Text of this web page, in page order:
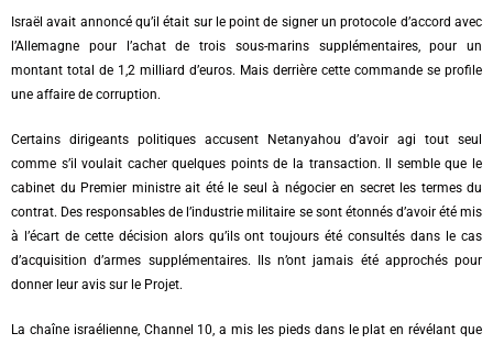
Israël avait annoncé qu’il était sur le point de signer un protocole d’accord avec
l’Allemagne pour l’achat de trois sous-marins supplémentaires, pour un
montant total de 1,2 milliard d’euros. Mais derrière cette commande se profile
une affaire de corruption.
Certains dirigeants politiques accusent Netanyahou d’avoir agi tout seul
comme s’il voulait cacher quelques points de la transaction. Il semble que le
cabinet du Premier ministre ait été le seul à négocier en secret les termes du
contrat. Des responsables de l’industrie militaire se sont étonnés d’avoir été mis
à l’écart de cette décision alors qu’ils ont toujours été consultés dans le cas
d’acquisition d’armes supplémentaires. Ils n’ont jamais été approchés pour
donner leur avis sur le Projet.
La chaîne israélienne, Channel 10, a mis les pieds dans le plat en révélant que